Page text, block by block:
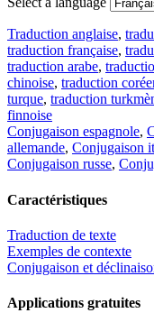
Traduction anglaise,
traduction française,
traduction arabe,
chinoise, traduction
turque, traduction
finnoise
Conjugaison espagnole,
allemande, Conjugaison
Conjugaison russe,
Caractéristiques
Traduction de texte
Exemples de contexte
Conjugaison et
Applications gratuites